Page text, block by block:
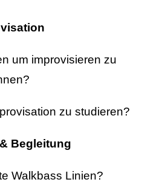
um improvisieren zu
zu studieren?
Begleitung
Walkbass Linien?